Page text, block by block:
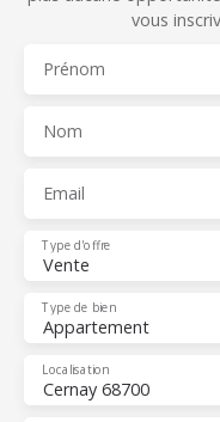
vous
Prénom
Nom
Email
Vente
Type d'offre
Appartement
Type de bien
Cernay 68700
Localisation